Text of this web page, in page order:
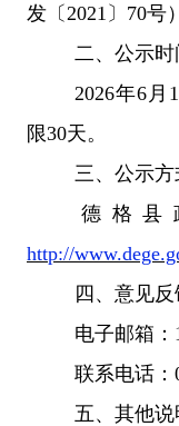
发〔2021 〕 70号
二、公示时
2026年6月
限30天。
三、 公示方
德格县
http://
四、意见
电子邮箱：
联系电话：
五、其他说